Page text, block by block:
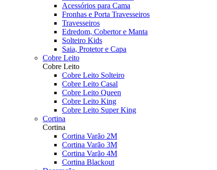
Acessórios para Cama
Fronhas e Porta Travesseiros
Travesseiros
Edredom, Cobertor e Manta
Solteiro Kids
Saia, Protetor e Capa
Cobre Leito
Cobre Leito
Cobre Leito Solteiro
Cobre Leito Casal
Cobre Leito Queen
Cobre Leito King
Cobre Leito Super King
Cortina
Cortina
Cortina Varão 2M
Cortina Varão 3M
Cortina Varão 4M
Cortina Blackout